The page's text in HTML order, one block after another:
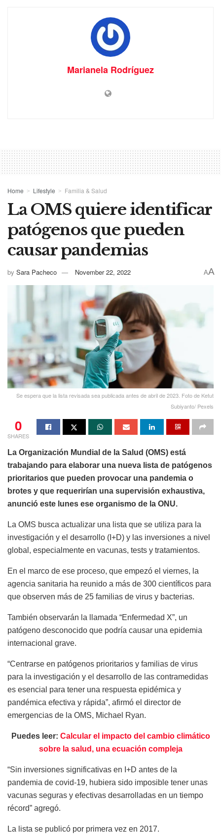
Marianela Rodríguez
Home Lifestyle Familia & Salud
La OMS quiere identificar
patógenos que pueden
causar pandemias
by Sara Pacheco November 22, 2022 AA
Se espera que la lista revisada sea publicada antes de abril de 2023. Foto de Ketut
Subiyanto/ Pexels
0
SHARES
La Organización Mundial de la Salud (OMS) está
trabajando para elaborar una nueva lista de patógenos
prioritarios que pueden provocar una pandemia o
brotes y que requerirían una supervisión exhaustiva,
anunció este lunes ese organismo de la ONU.
La OMS busca actualizar una lista que se utiliza para la
investigación y el desarrollo (I+D) y las inversiones a nivel
global, especialmente en vacunas, tests y tratamientos.
En el marco de ese proceso, que empezó el viernes, la
agencia sanitaria ha reunido a más de 300 científicos para
que observen más de 25 familias de virus y bacterias.
También observarán la llamada “Enfermedad X”, un
patógeno desconocido que podría causar una epidemia
internacional grave.
“Centrarse en patógenos prioritarios y familias de virus
para la investigación y el desarrollo de las contramedidas
es esencial para tener una respuesta epidémica y
pandémica efectiva y rápida”, afirmó el director de
emergencias de la OMS, Michael Ryan.
Puedes leer: Calcular el impacto del cambio climático
sobre la salud, una ecuación compleja
“Sin inversiones significativas en I+D antes de la
pandemia de covid-19, hubiera sido imposible tener unas
vacunas seguras y efectivas desarrolladas en un tiempo
récord” agregó.
La lista se publicó por primera vez en 2017.